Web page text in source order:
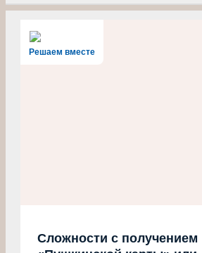
Решаем вместе
Сложности с получением